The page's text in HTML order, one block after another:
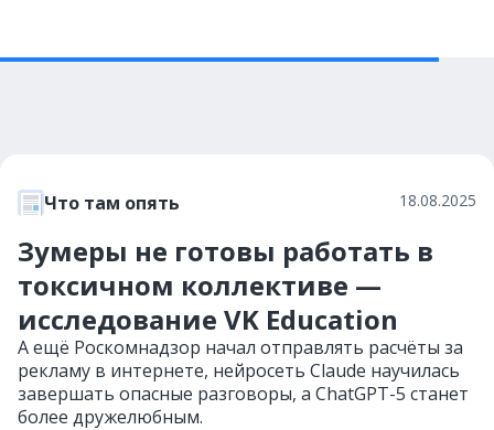
Что там опять 18.08.2025
Зумеры не готовы работать в
токсичном коллективе —
исследование VK Education
А ещё Роскомнадзор начал отправлять расчёты за
рекламу в интернете, нейросеть Claude научилась
завершать опасные разговоры, а ChatGPT-5 станет
более дружелюбным.